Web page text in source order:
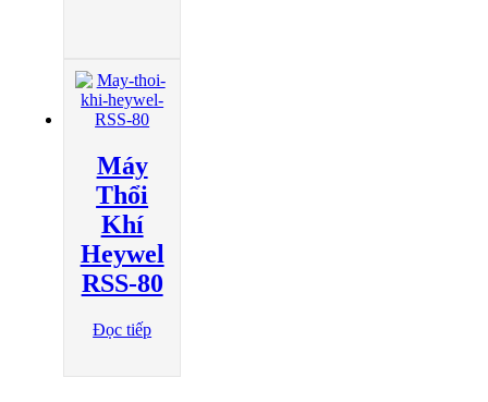
Máy
Thổi
Khí
Heywel
RSS-80
Đọc tiếp